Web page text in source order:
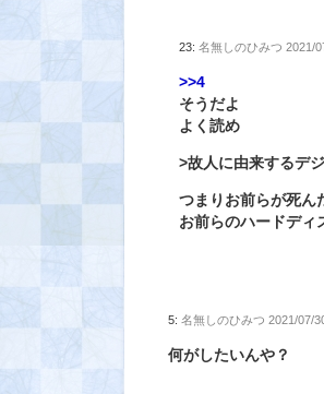
23:名無しのひみつ 2021/
>>4
そうだよ
よく読め
>故人に由来するデ
つまりお前らが死ん
お前らのハードディ
5:名無しのひみつ 2021/07/
何がしたいんや？